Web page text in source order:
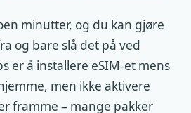
minutter, og du kan gjøre
og bare slå det på ved
er å installere eSIM-et mens
men ikke aktivere
framme – mange pakker